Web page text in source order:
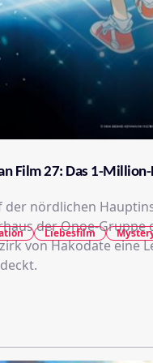
Film 27: Das 1-
der nördlichen
der Onoe-
von Hakodate eine
Liebesfilm